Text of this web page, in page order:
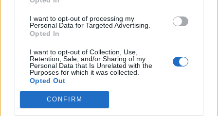
I want to opt-out of processing my
Personal Data for Targeted Advertising.
Opted In
I want to opt-out of Collection, Use,
Retention, Sale, and/or Sharing of my
Personal Data that Is Unrelated with the
Purposes for which it was collected.
Opted Out
CONFIRM
DAGLI ARCHIVI TV
Blob la scova giovanissima E
Giorgia Meloni si piace
11/01/2020
DOPO LA FOLLIA
Si costituisce l'ex marito di
Deborah. L'ha uccisa al karaoke